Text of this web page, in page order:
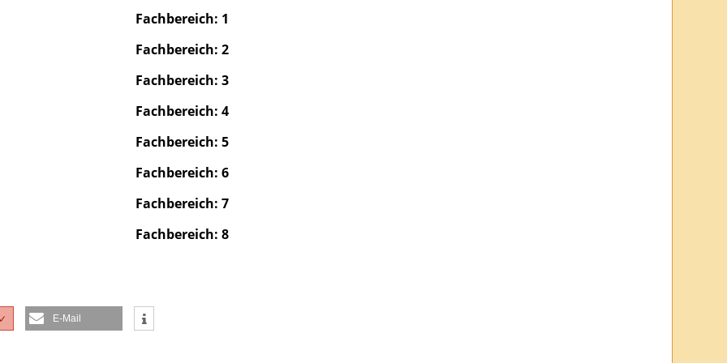
Fachbereich: 1
Fachbereich: 2
Fachbereich: 3
Fachbereich: 4
Fachbereich: 5
Fachbereich: 6
Fachbereich: 7
Fachbereich: 8
✓ E-Mail